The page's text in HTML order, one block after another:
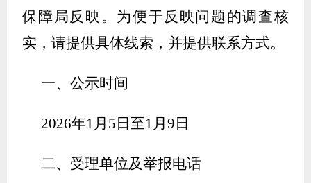
保障局反映。为便于反映问题的调查核
实，请提供具体线索，并提供联系方式。
一、公示时间
2026年1月 5 日至1月9 日
二、受理单位及举报电话